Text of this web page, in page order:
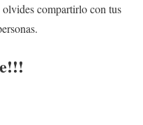
compartirlo con tus